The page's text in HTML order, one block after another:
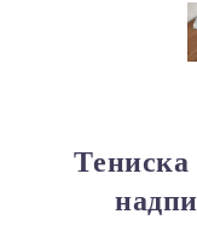
Тениска